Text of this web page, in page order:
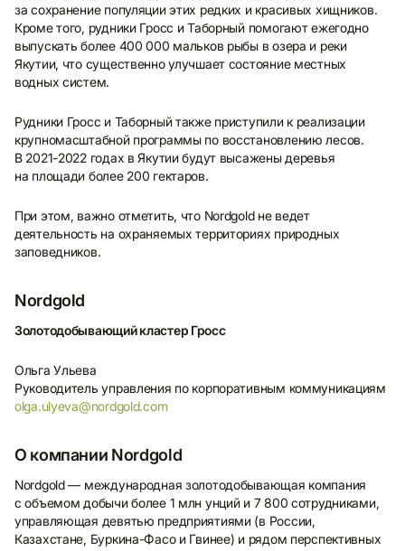
за сохранение популяции этих редких и красивых хищников.
Кроме того, рудники Гросс и Таборный помогают ежегодно
выпускать более 400 000 мальков рыбы в озера и реки
Якутии, что существенно улучшает состояние местных
водных систем.
Рудники Гросс и Таборный также приступили к реализации
крупномасштабной программы по восстановлению лесов.
В 2021-2022 годах в Якутии будут высажены деревья
на площади более 200 гектаров.
При этом, важно отметить, что Nordgold не ведет
деятельность на охраняемых территориях природных
заповедников.
Nordgold
Золотодобывающий кластер Гросс
Ольга Ульева
Руководитель управления по корпоративным коммуникациям
olga.ulyeva@nordgold.com
О компании Nordgold
Nordgold — международная золотодобывающая компания
с объемом добычи более 1 млн унций и 7 800 сотрудниками,
управляющая девятью предприятиями (в России,
Казахстане, Буркина-Фасо и Гвинее) и рядом перспективных
Подпишитесь
на дополнительные
для подписки на новости Nordgold.
E-mail